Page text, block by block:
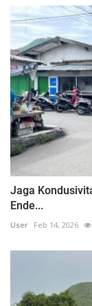
Jaga
Ende...
User Feb 14, 2026